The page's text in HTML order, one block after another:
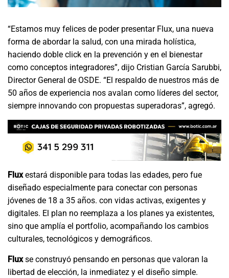
“Estamos muy felices de poder presentar Flux, una nueva
forma de abordar la salud, con una mirada holística,
haciendo doble click en la prevención y en el bienestar
como conceptos integradores”, dijo Cristian García Sarubbi,
Director General de OSDE. “El respaldo de nuestros más de
50 años de experiencia nos avalan como líderes del sector,
siempre innovando con propuestas superadoras”, agregó.
Fluxestará disponible para todas las edades, pero fue
diseñado especialmente para conectar con personas
jóvenes de 18 a 35 años. con vidas activas, exigentes y
digitales. El plan no reemplaza a los planes ya existentes,
sino que amplía el portfolio, acompañando los cambios
culturales, tecnológicos y demográficos.
Fluxse construyó pensando en personas que valoran la
libertad de elección, la inmediatez y el diseño simple.